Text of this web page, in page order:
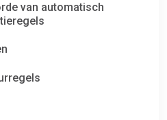
van automatisch